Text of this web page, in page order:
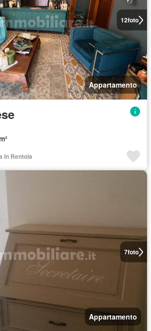
12foto
Appartamento
in Rentola
7foto
Appartamento